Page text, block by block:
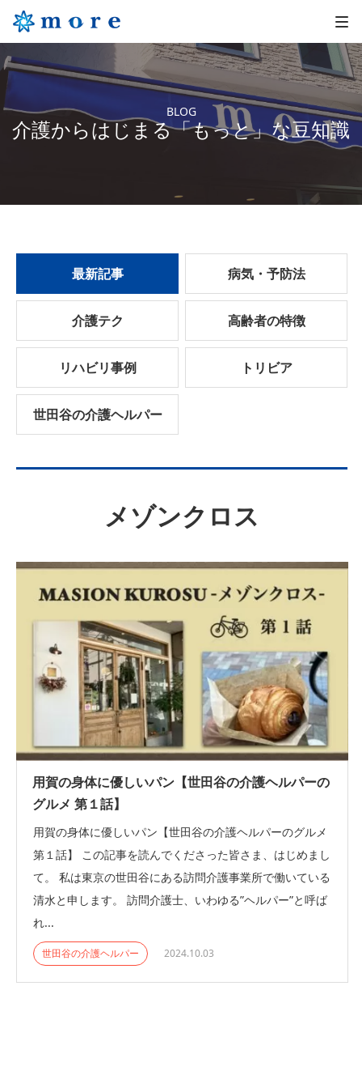
BLOG
介護からはじまる「もっと」な豆知識
最新記事 病気・予防法
介護テク 高齢者の特徴
リハビリ事例 トリビア
世田谷の介護ヘルパー
メゾンクロス
用賀の身体に優しいパン【世田谷の介護ヘルパーの
グルメ 第１話】
用賀の身体に優しいパン【世田谷の介護ヘルパーのグルメ
第１話】 この記事を読んでくださった皆さま、はじめまし
て。 私は東京の世田谷にある訪問介護事業所で働いている
清水と申します。 訪問介護士、いわゆる”ヘルパー”と呼ば
れ...
世田谷の介護ヘルパー 2024.10.03